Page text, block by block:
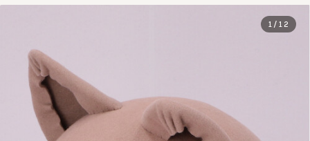
1 / 12